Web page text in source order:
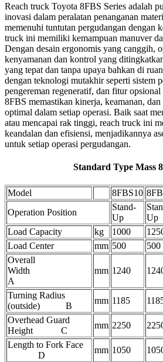
Reach truck Toyota 8FBS Series adalah
inovasi dalam peralatan penanganan
memenuhi tuntutan pergudangan dengan
truck ini memiliki kemampuan manuver
Dengan desain ergonomis yang canggih,
kenyamanan dan kontrol yang
yang tepat dan tanpa upaya bahkan di
dengan teknologi mutakhir seperti sistem
pengereman regeneratif, dan fitur
8FBS memastikan kinerja, keamanan,
optimal dalam setiap operasi. Baik saat
atau mencapai rak tinggi, reach truck ini
keandalan dan efisiensi, menjadikannya
untuk setiap operasi pergudangan.
Standard Type Mass
Model 8FBS10
Operation Position
Stand-
Up
Up
Load Capacity
kg 1000
Load Center
mm 500 500
Overall
Width
A
mm 1240
Turning Radius
(outside) B
mm 1185
Overhead Guard
Height C
mm 2250
Length to Fork Face
D
mm 1050